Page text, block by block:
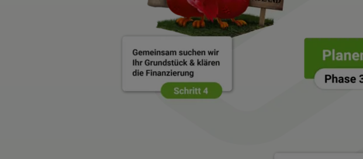
Wonach möchten Sie suchen?